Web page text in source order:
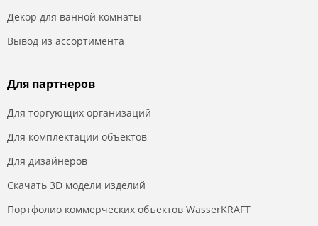
Декор для ванной комнаты
Вывод из ассортимента
Для партнеров
Для торгующих организаций
Для комплектации объектов
Для дизайнеров
Скачать 3D модели изделий
Портфолио коммерческих объектов WasserKRAFT